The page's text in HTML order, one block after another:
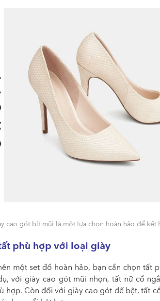
cao gót bít mũi là một lựa chọn hoàn hảo để kết
phù hợp với loại giày
một set đồ hoàn hảo, bạn cần chọn tất
với giày cao gót mũi nhọn, tất nữ cổ
hợp. Còn đối với giày cao gót đế bệt, tất